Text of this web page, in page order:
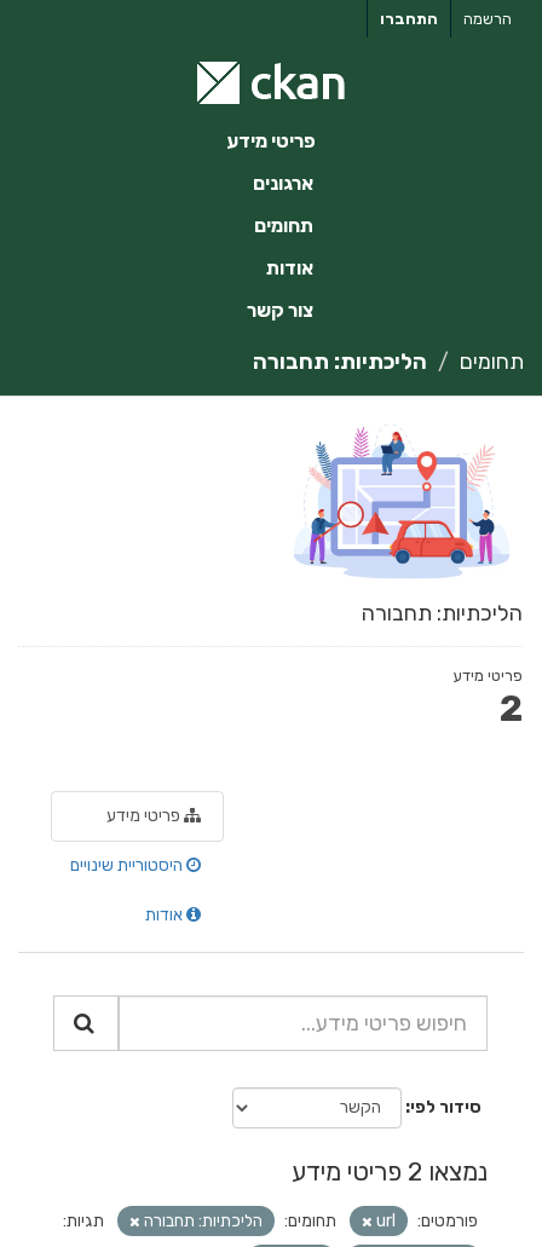
התחברו הרשמה
פריטי מידע
ארגונים
תחומים
אודות
צור קשר
תחומים הליכתיות: תחבורה
הליכתיות: תחבורה
פריטי מידע
2
פריטי מידע
היסטוריית שינויים
אודות
סידור לפי
נמצאו 2 פריטי מידע
פורמטים: url תחומים: הליכתיות: תחבורה
תגיות: